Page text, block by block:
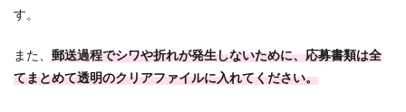
す。
また、 郵送過程でシワや折れが発生しないために、応募書類は全
てまとめて透明のクリアファイルに入れてください。